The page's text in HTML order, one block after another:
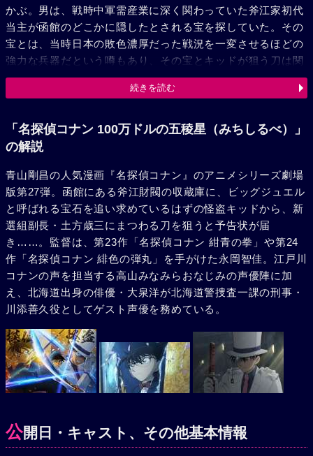
かぶ。男は、戦時中軍需産業に深く関わっていた斧江家初代
当主が函館のどこかに隠したとされる宝を探していた。その
宝とは、当時日本の敗色濃厚だった戦況を一変させるほどの
強力な兵器だという噂もあり、その宝とキッドが狙う刀は関
係があるようであった。刀を狙うキッドに謎の剣士の影が迫
続きを読む
「名探偵コナン 100万ドルの五稜星（みちしるべ）」
の解説
青山剛昌の人気漫画『名探偵コナン』のアニメシリーズ劇場
版第27弾。函館にある斧江財閥の収蔵庫に、ビッグジュエル
と呼ばれる宝石を追い求めているはずの怪盗キッドから、新
選組副長・土方歳三にまつわる刀を狙うと予告状が届
き……。監督は、第23作「名探偵コナン 紺青の拳」や第24
作「名探偵コナン 緋色の弾丸」を手がけた永岡智佳。江戸川
コナンの声を担当する高山みなみらおなじみの声優陣に加
え、北海道出身の俳優・大泉洋が北海道警捜査一課の刑事・
川添善久役としてゲスト声優を務めている。
公開日・キャスト、その他基本情報